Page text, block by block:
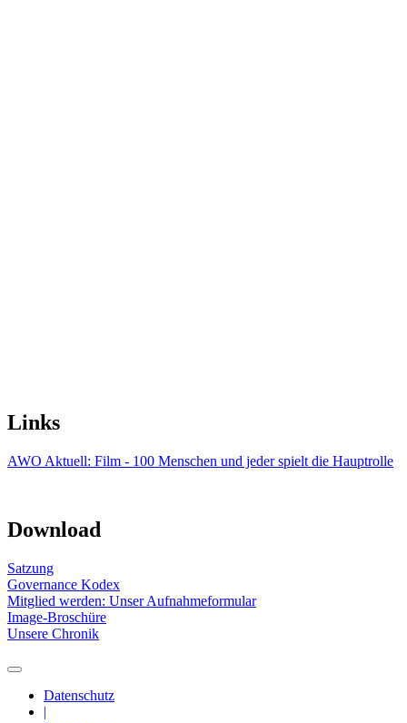
Links
AWO Aktuell: Film - 100 Menschen und jeder spielt die Hauptrolle
Download
Satzung
Governance Kodex
Mitglied werden: Unser Aufnahmeformular
Image-Broschüre
Unsere Chronik
Datenschutz
|